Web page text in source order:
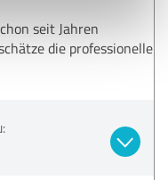
seit Jahren
die professionelle